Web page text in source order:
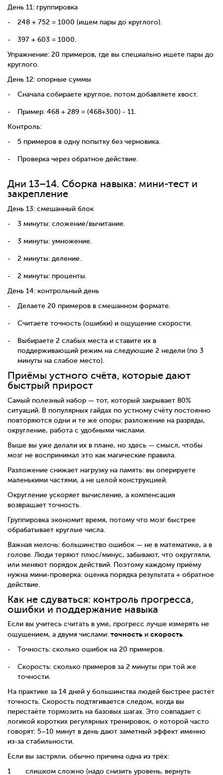
День 11: группировка
248 + 752 = 1000 (ищем пары до круглого).
397 + 603 = 1000.
Упражнение: 20 примеров, где вы специально ищете пары до
круглого.
День 12: опорные суммы
Сначала собираете круглое, потом добавляете хвост.
Пример: 468 + 289 = (468+300) - 11.
Контроль:
5 примеров в одну попытку без черновика.
Проверка через обратное действие.
Дни 13–14. Сборка навыка: мини-тест и
закрепление
День 13: смешанный блок
3 минуты: сложение/вычитание.
3 минуты: умножение.
2 минуты: деление.
2 минуты: проценты.
День 14: контрольный день
Делаете 20 примеров в смешанном формате.
Считаете точность (ошибки) и ощущение скорости.
Выбираете 2 слабых места и ставите их в
поддерживающий режим на следующие 2 недели (по 3
минуты на слабое место).
Приёмы устного счёта, которые дают
быстрый прирост
Самый полезный набор — тот, который закрывает 80%
ситуаций. В популярных гайдах по устному счёту постоянно
повторяются одни и те же опоры: разложение на разряды,
округление, работа с удобными числами.
Выше вы уже делали их в плане, но здесь — смысл, чтобы
мозг не воспринимал это как магические правила.
Разложение снижает нагрузку на память: вы оперируете
маленькими частями, а не целой конструкцией.
Округление ускоряет вычисление, а компенсация
возвращает точность.
Группировка экономит время, потому что мозг быстрее
обрабатывает круглые числа.
Важная мелочь: большинство ошибок — не в математике, а в
голове. Люди теряют плюс/минус, забывают, что округляли,
или меняют порядок действий. Поэтому каждому приёму
нужна мини-проверка: оценка порядка результата + обратное
действие.
Как не сдуваться: контроль прогресса,
ошибки и поддержание навыка
Если вы учитесь считать в уме, прогресс лучше измерять не
ощущением, а двумя числами: точность и скорость.
Точность: сколько ошибок на 20 примеров.
Скорость: сколько примеров за 2 минуты при той же
точности.
На практике за 14 дней у большинства людей быстрее растёт
точность. Скорость подтягивается следом, когда вы
перестаёте тормозить на базовых шагах. Это совпадает с
логикой коротких регулярных тренировок, о которой часто
говорят: 5–10 минут в день дают заметный эффект именно
из-за стабильности.
Если вы застряли, обычно причина одна из трёх:
слишком сложно (надо снизить уровень, вернуть